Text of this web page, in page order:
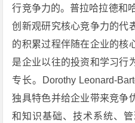
行竞争力的。普拉哈拉德和
创新观研究核心竞争力的代
的积累过程伴随在企业的核
是企业以往的投资和学习行
专长。Dorothy Leonard-
独具特色并给企业带来竞争
和知识基础、技术系统、